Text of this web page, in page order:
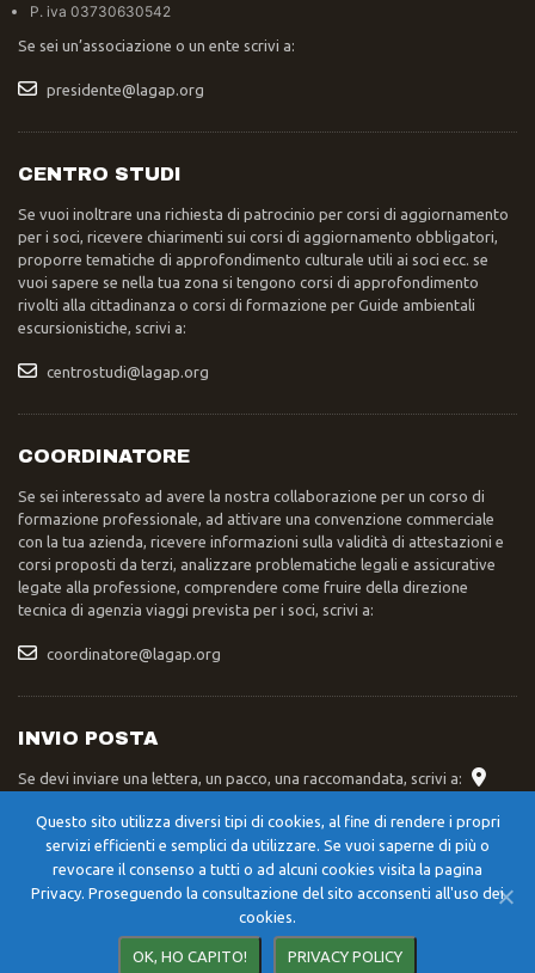
P. iva 03730630542
Se sei un’associazione o un ente scrivi a:
presidente@lagap.org
CENTRO STUDI
Se vuoi inoltrare una richiesta di patrocinio per corsi di aggiornamento
per i soci, ricevere chiarimenti sui corsi di aggiornamento obbligatori,
proporre tematiche di approfondimento culturale utili ai soci ecc. se
vuoi sapere se nella tua zona si tengono corsi di approfondimento
rivolti alla cittadinanza o corsi di formazione per Guide ambientali
escursionistiche, scrivi a:
centrostudi@lagap.org
COORDINATORE
Se sei interessato ad avere la nostra collaborazione per un corso di
formazione professionale, ad attivare una convenzione commerciale
con la tua azienda, ricevere informazioni sulla validità di attestazioni e
corsi proposti da terzi, analizzare problematiche legali e assicurative
legate alla professione, comprendere come fruire della direzione
tecnica di agenzia viaggi prevista per i soci, scrivi a:
coordinatore@lagap.org
INVIO POSTA
Se devi inviare una lettera, un pacco, una raccomandata, scrivi a:
Cerqueto di Marsciano (PG)
2023 - 2026 LAGAP
Credits
Questo sito utilizza diversi tipi di cookies, al fine di rendere i propri
servizi efficienti e semplici da utilizzare. Se vuoi saperne di più o
revocare il consenso a tutti o ad alcuni cookies visita la pagina
Privacy. Proseguendo la consultazione del sito acconsenti all'uso dei
cookies.
OK, HO CAPITO! PRIVACY POLICY